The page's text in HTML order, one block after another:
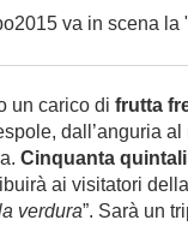
va in scena
un carico di frutta
dall’anguria
Cinquanta quintali
ai visitatori
verdura”. Sarà un